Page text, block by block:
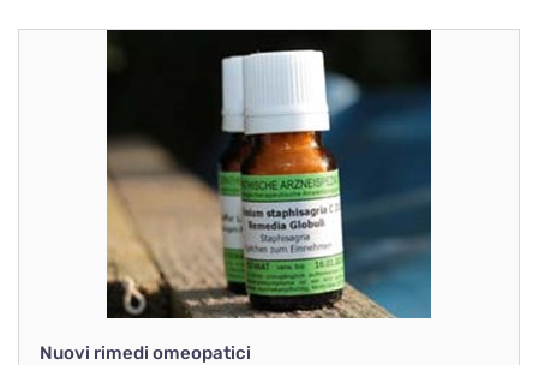
Nuovi rimedi omeopatici